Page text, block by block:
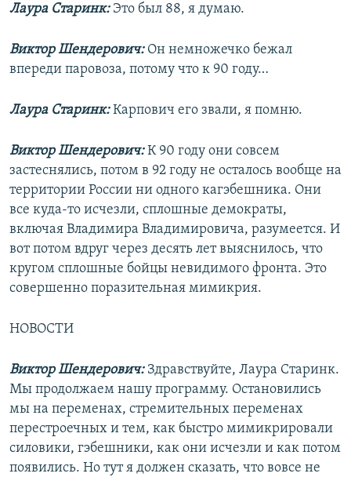
Лаура Старинк: Это был 88, я думаю.
Виктор Шендерович: Он немножечко бежал
впереди паровоза, потому что к 90 году…
Лаура Старинк:Карпович его звали, я помню.
Виктор Шендерович:К 90 году они совсем
застеснялись, потом в 92 году не осталось вообще на
территории России ни одного кагэбешника. Они
все куда-то исчезли, сплошные демократы,
включая Владимира Владимировича, разумеется. И
вот потом вдруг через десять лет выяснилось, что
кругом сплошные бойцы невидимого фронта. Это
совершенно поразительная мимикрия.
НОВОСТИ
Виктор Шендерович: Здравствуйте, Лаура Старинк.
Мы продолжаем нашу программу. Остановились
мы на переменах, стремительных переменах
перестроечных и тем, как быстро мимикрировали
силовики, гэбешники, как они исчезли и как потом
появились. Но тут я должен сказать, что вовсе не